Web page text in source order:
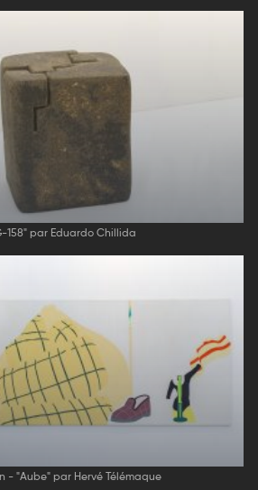
158" par Eduardo Chillida
- "Aube" par Hervé Télémaque